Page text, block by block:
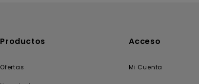
Productos
Ofertas
Acceso
Mi Cuenta